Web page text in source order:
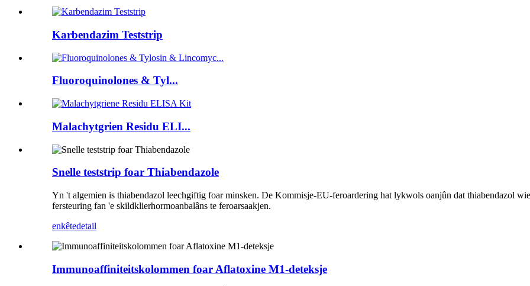
Karbendazim Teststrip
Fluoroquinolones & Tyl...
Malachytgrien Residu ELI...
Snelle teststrip foar Thiabendazole
Yn 't algemien is thiabendazol leechgiftig foar minsken. De Kommisje-EU-feroardering hat lykwols oanjûn dat thiabendazol
fersteuring fan 'e skildklierhormoanbalâns te feroarsaakjen.
enkêtedetail
Immunoaffiniteitskolommen foar Aflatoxine M1-deteksje